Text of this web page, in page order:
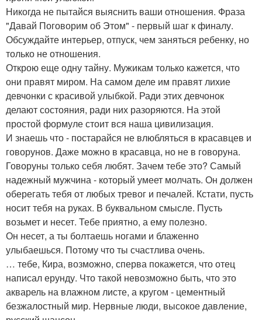
Никогда не пытайся выяснить ваши отношения. Фраза
"Давай Поговорим об Этом" - первый шаг к финалу.
Обсуждайте интерьер, отпуск, чем заняться ребенку, но
только не отношения.
Открою еще одну тайну. Мужикам только кажется, что
они правят миром. На самом деле им правят лихие
девчонки с красивой улыбкой. Ради этих девчонок
делают состояния, ради них разоряются. На этой
простой формуле стоит вся наша цивилизация.
И знаешь что - постарайся не влюбляться в красавцев и
говорунов. Даже можно в красавца, но не в говоруна.
Говоруны только себя любят. Зачем тебе это? Самый
надежный мужчина - который умеет молчать. Он должен
оберегать тебя от любых тревог и печалей. Кстати, пусть
носит тебя на руках. В буквальном смысле. Пусть
возьмет и несет. Тебе приятно, а ему полезно.
Он несет, а ты болтаешь ногами и блаженно
улыбаешься. Потому что ты счастлива очень.
… тебе, Кира, возможно, сперва покажется, что отец
написал ерунду. Что такой невозможно быть, что это
акварель на влажном листе, а кругом - цементный
безжалостный мир. Нервные люди, высокое давление,